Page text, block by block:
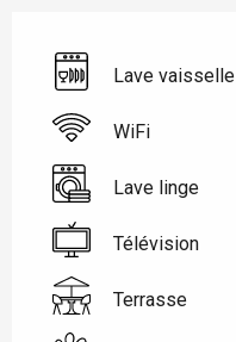
Lave vaisselle
WiFi
Lave linge
Télévision
Terrasse